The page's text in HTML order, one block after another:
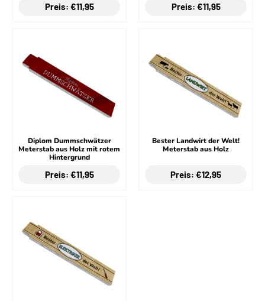
Preis: €11,95 Preis: €11,95
Diplom Dummschwätzer
Meterstab aus Holz mit rotem
Hintergrund
Preis: €11,95
Bester Landwirt der Welt!
Meterstab aus Holz
Preis: €12,95